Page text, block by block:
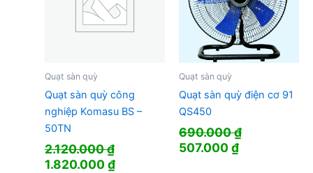
Quạt sàn quỳ
Quạt sàn quỳ công
nghiệp Komasu BS –
50TN
2.120.000₫
Giá
1.820.000₫Giá
Quạt sàn quỳ
Quạt sàn quỳ điện cơ 91
QS450
690.000₫
Giá
507.000₫Giá